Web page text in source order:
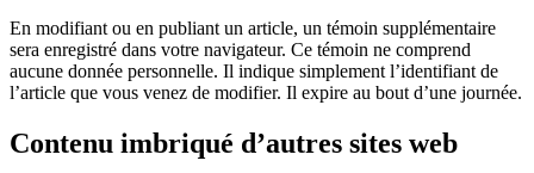
En modifiant ou en publiant un article, un témoin supplémentaire
sera enregistré dans votre navigateur. Ce témoin ne comprend
aucune donnée personnelle. Il indique simplement l’identifiant de
l’article que vous venez de modifier. Il expire au bout d’une journée.
Contenu imbriqué d’autres sites web